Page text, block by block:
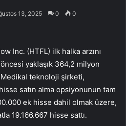
13, 2025 0 0
Inc. (HTFL) ilk halka arzını
yaklaşık 364,2 milyon
teknoloji şirketi,
satın alma opsiyonunun tam
ek hisse dahil olmak üzere,
19.166.667 hisse sattı.